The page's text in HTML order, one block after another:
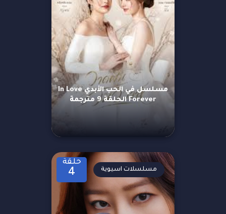
مسلسل في الحب الأبدي In Love
Forever الحلقة 9 مترجمة
حلقة
4 مسلسلات اسيوية